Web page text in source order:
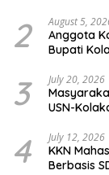
2 August 5,
Anggota
Bupati
Wundulako
3 July 20, 2026
USN-
4 July 12, 2026
KKN
Berbasis